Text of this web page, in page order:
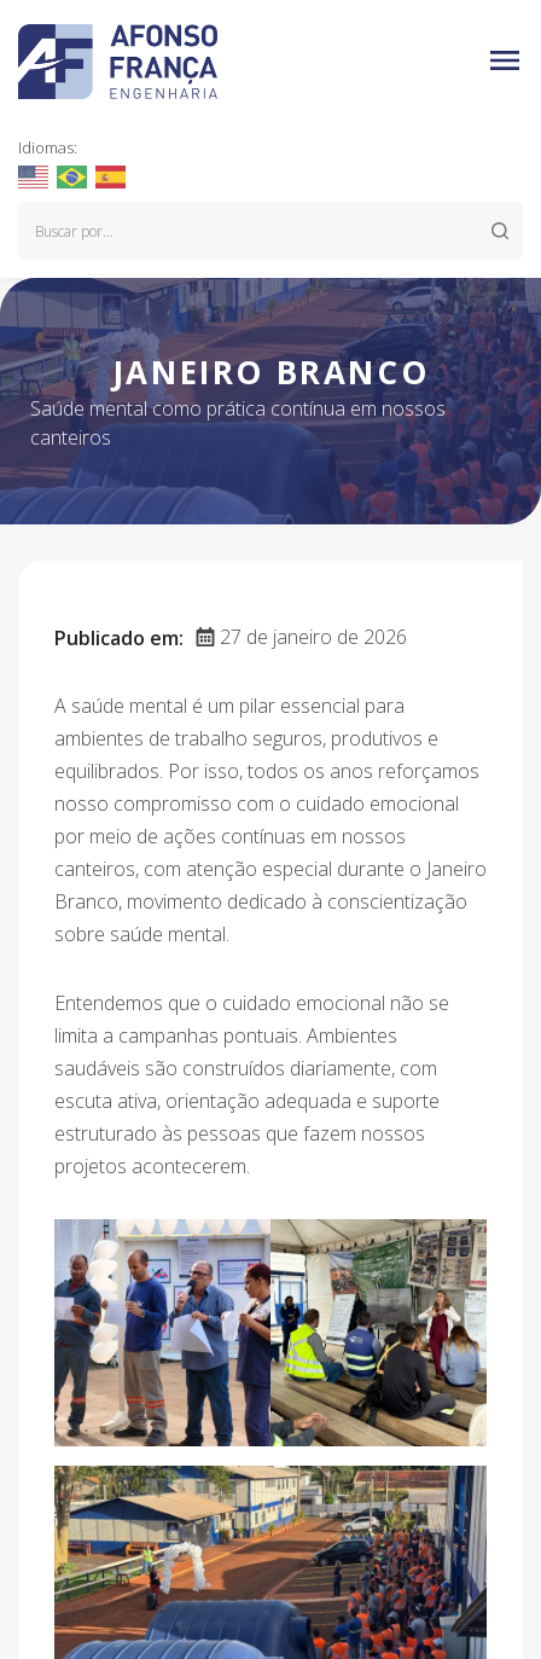
Idiomas:
JANEIRO BRANCO
Saúde mental como prática contínua em nossos
canteiros
Publicado em: 27 de janeiro de 2026
A saúde mental é um pilar essencial para
ambientes de trabalho seguros, produtivos e
equilibrados. Por isso, todos os anos reforçamos
nosso compromisso com o cuidado emocional
por meio de ações contínuas em nossos
canteiros, com atenção especial durante o Janeiro
Branco, movimento dedicado à conscientização
sobre saúde mental.
Entendemos que o cuidado emocional não se
limita a campanhas pontuais. Ambientes
saudáveis são construídos diariamente, com
escuta ativa, orientação adequada e suporte
estruturado às pessoas que fazem nossos
projetos acontecerem.